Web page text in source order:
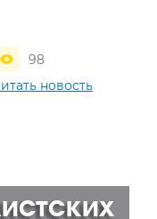
98
новость